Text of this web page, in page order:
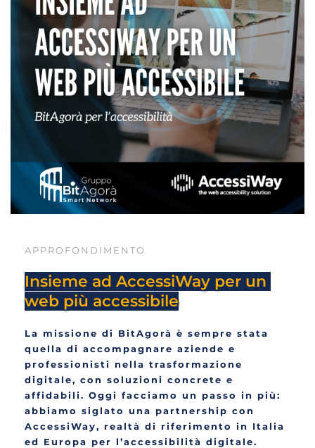
APPROFONDIMENTO
Insieme ad AccessiWay per un
web più accessibile
La missione di BitAgorà è sempre stata
quella di accompagnare aziende e
professionisti nella trasformazione
digitale, con soluzioni concrete e
affidabili. Oggi facciamo un passo in più:
abbiamo siglato una partnership con
AccessiWay, realtà di riferimento in Italia
ed Europa per l’accessibilità digitale.